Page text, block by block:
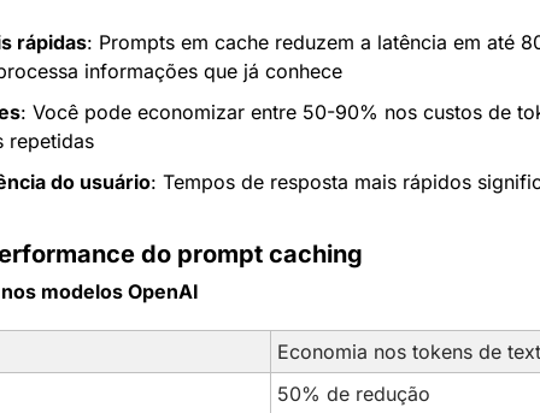
rápidas: Prompts em cache reduzem a latência em até
informações que já conhece
: Você pode economizar entre 50-90% nos custos de
repetidas
do usuário: Tempos de resposta mais rápidos
do prompt caching
modelos OpenAI
Economia nos tokens de
50% de redução